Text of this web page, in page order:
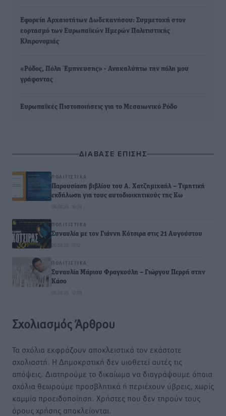
Εφορεία Αρχαιοτήτων Δωδεκανήσου: Συμμετοχή στον
εορτασμό των Ευρωπαϊκών Ημερών Πολιτιστικής
Κληρονομιάς
«Ρόδος, Πόλη Έμπνευσης» - Ανακαλύπτω την πόλη μου
γράφοντας
Ευρωπαϊκές Πιστοποιήσεις για το Μεσαιωνικό Ρόδο
ΔΙΑΒΑΣΕ ΕΠΙΣΗΣ
ΠΟΛΙΤΙΣΤΙΚΆ
Παρουσίαση βιβλίου του Α. Χατζημιχαήλ – Τιμητική
εκδήλωση για τους αυτοδιοικητικούς της Κω
06.08.26 · 19:24
ΠΟΛΙΤΙΣΤΙΚΆ
Συναυλία με τον Γιάννη Κότσιρα στις 21 Αυγούστου
06.08.26 · 17:12
ΠΟΛΙΤΙΣΤΙΚΆ
Συναυλία Μάριου Φραγκούλη – Γιώργου Περρή στην
Κάσο
06.08.26 · 12:58
Σχολιασμός Άρθρου
Τα σχόλια εκφράζουν αποκλειστικά τον εκάστοτε
σχολιαστή. Η Δημοκρατική δεν υιοθετεί αυτές τις
απόψεις. Διατηρούμε το δικαίωμα να διαγράψουμε όποια
σχόλια θεωρούμε προσβλητικά ή περιέχουν ύβρεις, χωρίς
καμμία προειδοποίηση. Χρήστες που δεν τηρούν τους
όρους χρήσης αποκλείονται.